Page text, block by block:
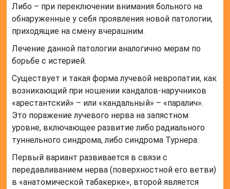
Либо – при переключении внимания больного на
обнаруженные у себя проявления новой патологии,
приходящие на смену вчерашним.
Лечение данной патологии аналогично мерам по
борьбе с истерией.
Существует и такая форма лучевой невропатии, как
возникающий при ношении кандалов-наручников
«арестантский» – или «кандальный» – «паралич».
Это поражение лучевого нерва на запястном
уровне, включающее развитие либо радиального
туннельного синдрома, либо синдрома Турнера.
Первый вариант развивается в связи с
передавливанием нерва (поверхностной его ветви)
в «анатомической табакерке», второй является